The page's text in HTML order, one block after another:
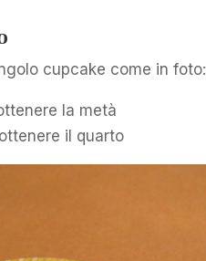
cupcake come in foto:
la metà
il quarto